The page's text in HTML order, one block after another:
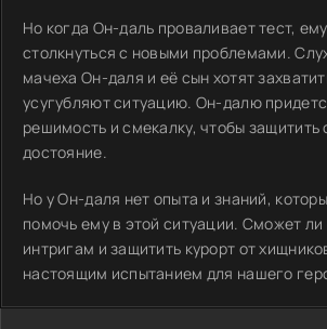
Но когда Он-даль проваливает тест,
столкнуться с новыми проблемами.
мачеха Он-даля и её сын хотят
усугубляют ситуацию. Он-далю
решимость и смекалку, чтобы защитить
достояние.
Но у Он-даля нет опыта и знаний,
помочь ему в этой ситуации. Сможет ли
интригам и защитить курорт от
настоящим испытанием для нашего